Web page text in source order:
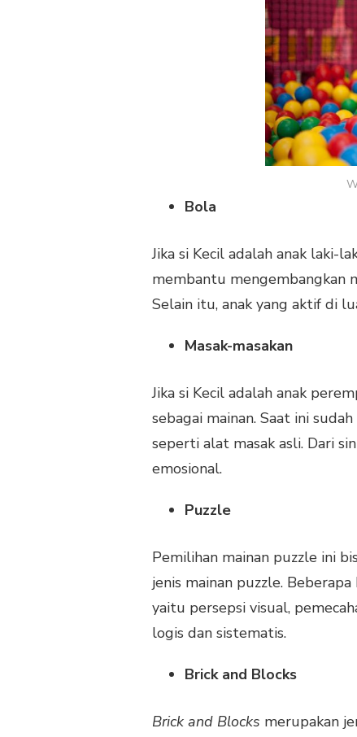
Bola
Jika si Kecil adalah anak laki-
membantu mengembangkan
Selain itu, anak yang aktif di
Masak-masakan
Jika si Kecil adalah anak
sebagai mainan. Saat ini
seperti alat masak asli. Dari
emosional.
Puzzle
Pemilihan mainan puzzle ini
jenis mainan puzzle.
yaitu persepsi visual,
logis dan sistematis.
Brick and Blocks
Brick and Blocks merupakan